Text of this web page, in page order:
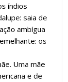
índios
saia de
ambígua
os
Uma mãe
e de